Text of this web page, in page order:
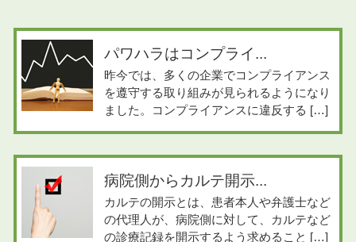
パワハラはコンプライ...
昨今では、多くの企業でコンプライアンス
を遵守する取り組みが見られるようになり
ました。コンプライアンスに違反する […]
病院側からカルテ開示...
カルテの開示とは、患者本人や弁護士など
の代理人が、病院側に対して、カルテなど
の診療記録を開示するよう求めること […]